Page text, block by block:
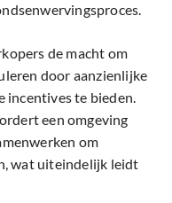
de macht om
door aanzienlijke
incentives te bieden.
een omgeving
om
wat uiteindelijk leidt